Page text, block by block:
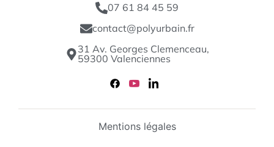
07 61 84 45 59
contact@polyurbain.fr
31 Av. Georges Clemenceau,
59300 Valenciennes
Mentions légales